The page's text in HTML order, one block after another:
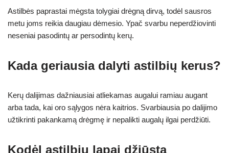
Astilbės paprastai mėgsta tolygiai drėgną dirvą, todėl sausros
metu joms reikia daugiau dėmesio. Ypač svarbu neperdžiovinti
neseniai pasodintų ar persodintų kerų.
Kada geriausia dalyti astilbių kerus?
Kerų dalijimas dažniausiai atliekamas augalui ramiau augant
arba tada, kai oro sąlygos nėra kaitrios. Svarbiausia po dalijimo
užtikrinti pakankamą drėgmę ir nepalikti augalų ilgai perdžiūti.
Kodėl astilbių lapai džiūsta